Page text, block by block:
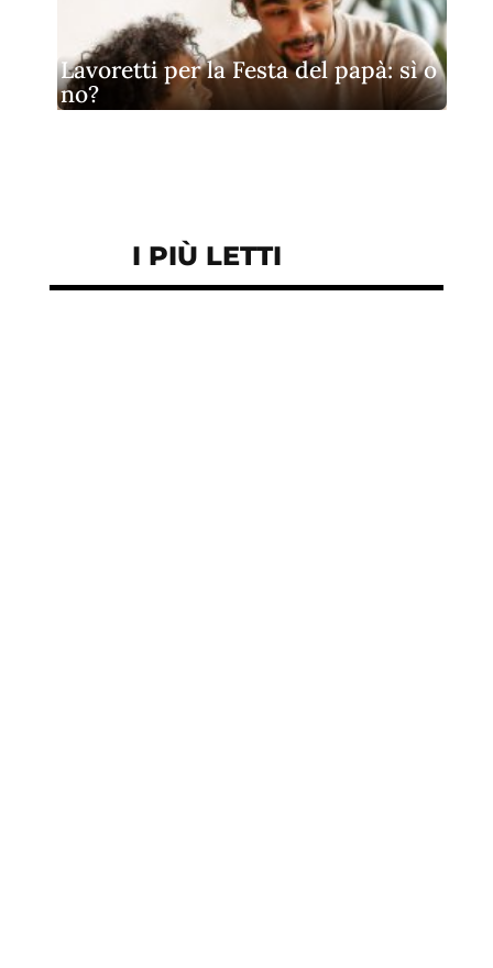
Lavoretti per la Festa del papà: sì o
no?
I PIÙ LETTI